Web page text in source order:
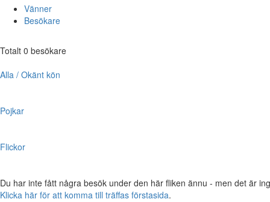
Vänner
Besökare
Totalt 0 besökare
Alla / Okänt kön
Pojkar
Flickor
Du har inte fått några besök under den här fliken ännu - men det är
Klicka här för att komma till träffas förstasida.